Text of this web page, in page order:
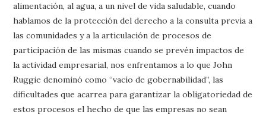
alimentación, al agua, a un nivel de vida saludable, cuando
hablamos de la protección del derecho a la consulta previa a
las comunidades y a la articulación de procesos de
participación de las mismas cuando se prevén impactos de
la actividad empresarial, nos enfrentamos a lo que John
Ruggie denominó como “vacío de gobernabilidad”, las
dificultades que acarrea para garantizar la obligatoriedad de
estos procesos el hecho de que las empresas no sean